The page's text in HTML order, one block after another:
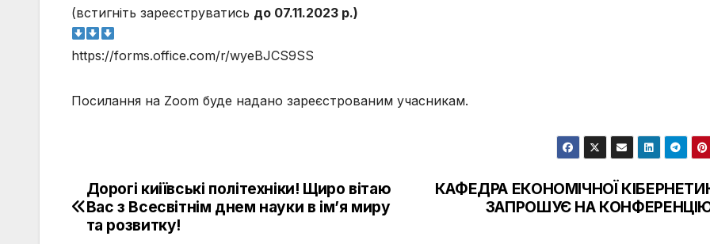
(встигніть зареєструватись до 07.11.2023 р.)
https://forms.office.com/r/wyeBJCS9SS
Посилання на Zoom буде надано зареєстрованим учасникам.
Навігація
записів
КАФЕДРА ЕКОНОМІЧНОЇ
ЗАПРОШУЄ НА
Дорогі киіївські політехніки! Щиро вітаю
Вас з Всесвітнім днем науки в ім’я миру
та розвитку!
бакалаврів.